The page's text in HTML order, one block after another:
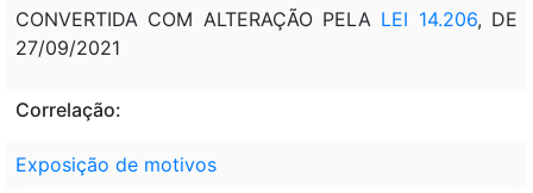
CONVERTIDA COM ALTERAÇÃO PELA LEI 14.206, DE
27/09/2021
Correlação:
Exposição de motivos